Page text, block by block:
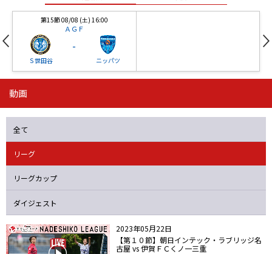
第15節 08/08 (土) 16:00
ＡＧＦ
Ｓ世田谷
-
ニッパツ
ニッパツ 石人の星
動画
全て
リーグ
リーグカップ
ダイジェスト
2023年05月22日
【第１０節】朝日インテック・ラブリッジ名
古屋 vs 伊賀ＦＣくノ一三重